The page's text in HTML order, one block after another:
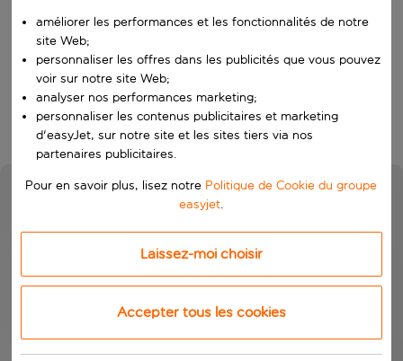
Qui
Rechercher
améliorer les performances et les fonctionnalités de notre
site Web;
personnaliser les offres dans les publicités que vous pouvez
voir sur notre site Web;
analyser nos performances marketing;
personnaliser les contenus publicitaires et marketing
d'easyJet, sur notre site et les sites tiers via nos
partenaires publicitaires.
Pour en savoir plus, lisez notre Politique de Cookie du groupe
easyjet.
Laissez-moi choisir
Accepter tous les cookies